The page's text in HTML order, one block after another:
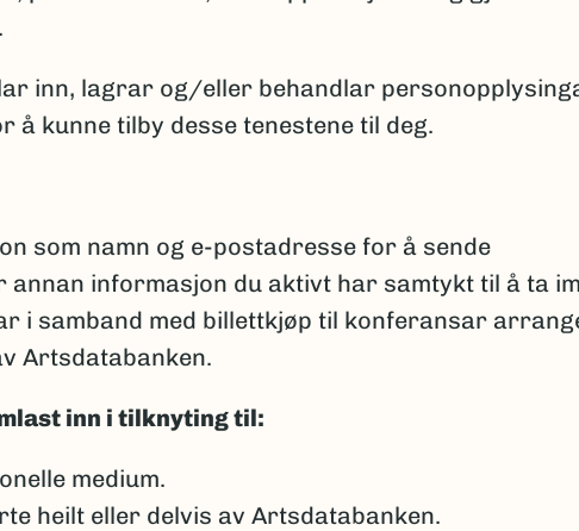
inn, lagrar og/eller behandlar
å kunne tilby desse tenestene til deg.
som namn og e-postadresse for å sende
annan informasjon du aktivt har samtykt til å ta
i samband med billettkjøp til konferansar
Artsdatabanken.​
inn i tilknyting til:
medium.
heilt eller delvis av Artsdatabanken.